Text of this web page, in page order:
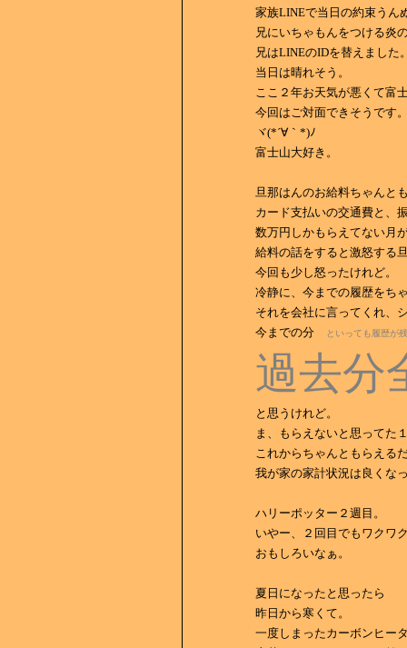
家族LINEで当日の約束うん
兄にいちゃもんをつける炎
兄はLINEのIDを替えました
当日は晴れそう。
ここ２年お天気が悪くて富
今回はご対面できそうです
ヾ(*´∀｀*)ﾉ
富士山大好き。
旦那はんのお給料ちゃんと
カード支払いの交通費と、
数万円しかもらえてない月
給料の話をすると激怒する
今回も少し怒ったけれど。
冷静に、今までの履歴をち
それを会社に言ってくれ、
今までの分
といっても履歴が
過去分
と思うけれど。
ま、もらえないと思ってた
これからちゃんともらえる
我が家の家計状況は良くな
ハリーポッター２週目。
いやー、２回目でもワクワ
おもしろいなぁ。
夏日になったと思ったら
昨日から寒くて。
一度しまったカーボンヒー